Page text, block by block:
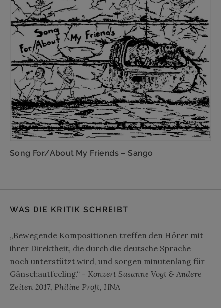
Song For/About My Friends – Sango
WAS DIE KRITIK SCHREIBT
„Bewegende Kompositionen treffen den Hörer mit
ihrer Direktheit, die durch die deutsche Sprache
noch unterstützt wird, und sorgen minutenlang für
Gänsehautfeeling.“ - Konzert Susanne Vogt & Andere
Zeiten 2017, Philine Proft, HNA